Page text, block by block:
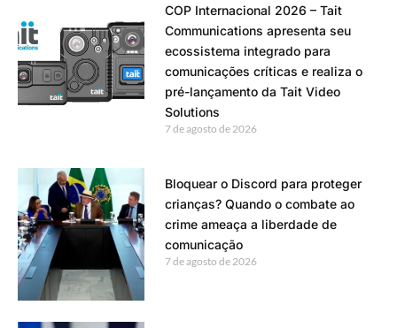
COP Internacional 2026 – Tait
Communications apresenta seu
ecossistema integrado para
comunicações críticas e realiza o
pré-lançamento da Tait Video
Solutions
7 de agosto de 2026
Bloquear o Discord para proteger
crianças? Quando o combate ao
crime ameaça a liberdade de
comunicação
7 de agosto de 2026